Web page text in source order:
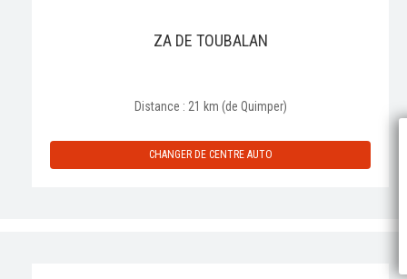
ZA DE TOUBALAN
Distance : 21 km (de Quimper)
CHANGER DE CENTRE AUTO